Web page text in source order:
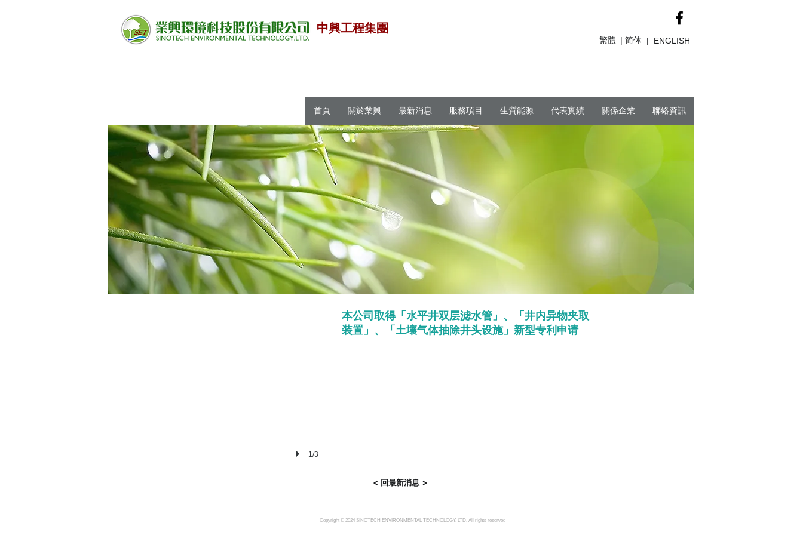
中興工程集團
繁體 | 简体 | ENGLISH
首頁 關於業興 最新消息 服務項目 生質能源 代表實績 關係企業 聯絡資訊
專利證書
水平井雙層濾水管
1/3
本公司取得「水平井双层滤水管」、「井内异物夹取
装置」、「土壤气体抽除井头设施」新型专利申请
< 回最新消息 >
Copyright © 2024 SINOTECH ENVIRONMENTAL TECHNOLOGY, LTD. All rights reserved